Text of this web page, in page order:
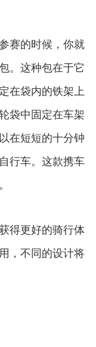
赛的时候，你就
。这种包在于它
在袋内的铁架上
袋中固定在车架
在短短的十分钟
行车。这款携车
得更好的骑行体
，不同的设计将